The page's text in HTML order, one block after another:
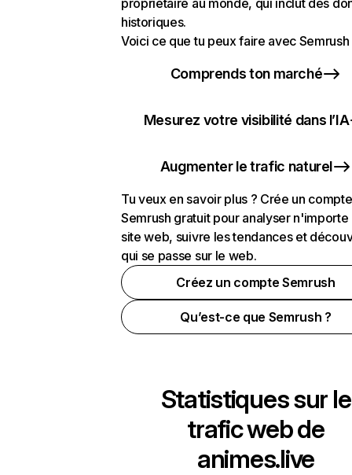
propriétaire au monde, qui inclut des
historiques.
Voici ce que tu peux faire avec Semrush
Comprends ton marché
Mesurez votre visibilité dans l’IA
Augmenter le trafic naturel
Tu veux en savoir plus ? Crée un compte
Semrush gratuit pour analyser n'importe
site web, suivre les tendances et
qui se passe sur le web.
Créez un compte Semrush
Qu’est-ce que Semrush ?
Statistiques sur le
trafic web de
animes.live